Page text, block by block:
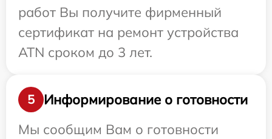
работ Вы получите фирменный
сертификат на ремонт устройства
ATN сроком до 3 лет.
5
Информирование о готовности
Мы сообщим Вам о готовности